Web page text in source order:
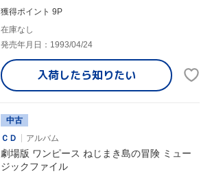
獲得ポイント 9P
在庫なし
発売年月日：1993/04/24
入荷したら知りたい
中古
ＣＤ
アルバム
劇場版 ワンピース ねじまき島の冒険 ミュー
ジックファイル